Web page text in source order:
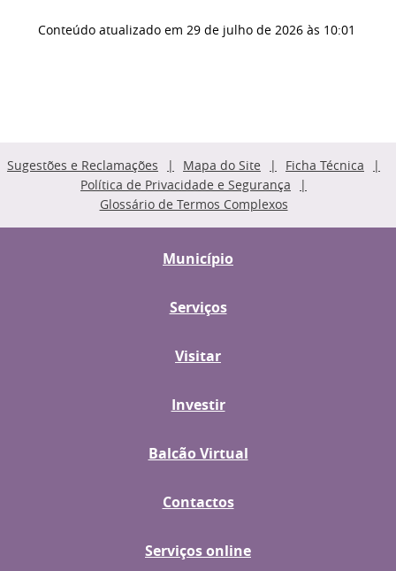
Conteúdo atualizado em 29 de julho de 2026 às 10:01
Sugestões e Reclamações Mapa do Site
Ficha Técnica
Política de Privacidade e Segurança
Glossário de Termos Complexos
Município
Serviços
Visitar
Investir
Balcão Virtual
Contactos
Serviços online